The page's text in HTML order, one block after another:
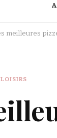
meilleures
LOISIRS